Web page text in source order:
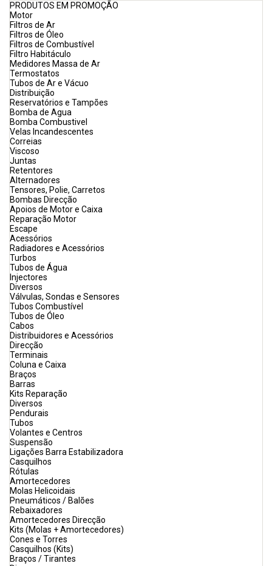
PRODUTOS EM PROMOÇÃO
Motor
Filtros de Ar
Filtros de Óleo
Filtros de Combustível
Filtro Habitáculo
Medidores Massa de Ar
Termostatos
Tubos de Ar e Vácuo
Distribuição
Reservatórios e Tampões
Bomba de Agua
Bomba Combustivel
Velas Incandescentes
Correias
Viscoso
Juntas
Retentores
Alternadores
Tensores, Polie, Carretos
Bombas Direcção
Apoios de Motor e Caixa
Reparação Motor
Escape
Acessórios
Radiadores e Acessórios
Turbos
Tubos de Água
Injectores
Diversos
Válvulas, Sondas e Sensores
Tubos Combustível
Tubos de Óleo
Cabos
Distribuidores e Acessórios
Direcção
Terminais
Coluna e Caixa
Braços
Barras
Kits Reparação
Diversos
Pendurais
Tubos
Volantes e Centros
Suspensão
Ligações Barra Estabilizadora
Casquilhos
Rótulas
Amortecedores
Molas Helicoidais
Pneumáticos / Balões
Rebaixadores
Amortecedores Direcção
Kits (Molas + Amortecedores)
Cones e Torres
Casquilhos (Kits)
Braços / Tirantes